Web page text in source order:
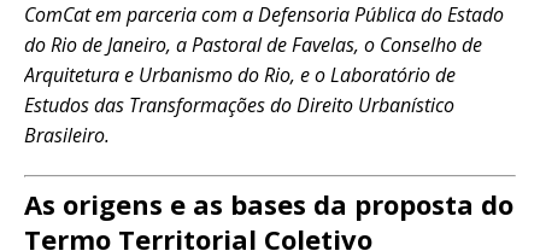
ComCat em parceria com a Defensoria Pública do Estado
do Rio de Janeiro, a Pastoral de Favelas, o Conselho de
Arquitetura e Urbanismo do Rio, e o Laboratório de
Estudos das Transformações do Direito Urbanístico
Brasileiro.
As origens e as bases da proposta do
Termo Territorial Coletivo